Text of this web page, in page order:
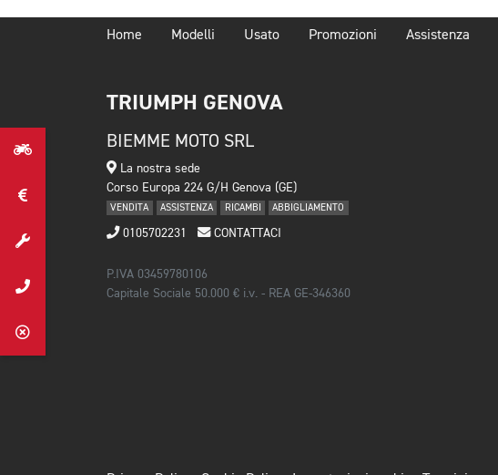
Home Modelli Usato Promozioni Assistenza
TRIUMPH GENOVA
BIEMME MOTO SRL
La nostra sede
Corso Europa 224 G/H Genova (GE)
VENDITA ASSISTENZA RICAMBI ABBIGLIAMENTO
0105702231 CONTATTACI
P.IVA 03459780106
Capitale Sociale 50.000 € i.v. - REA GE-346360